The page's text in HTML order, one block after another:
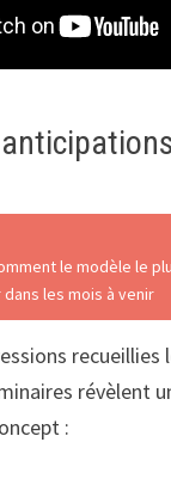
le modèle le
les mois à venir
recueillies
révèlent
: